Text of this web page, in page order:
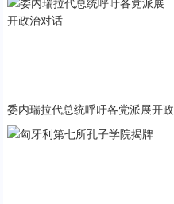
委内瑞拉代总统呼吁各党派展开政